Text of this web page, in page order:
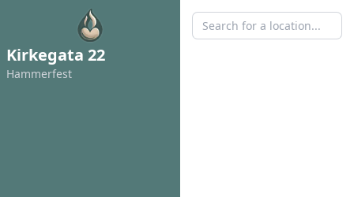
Kirkegata 22
Hammerfest